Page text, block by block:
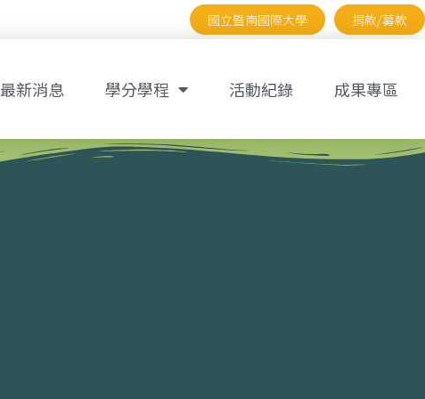
國立暨南國際大學 捐款/募款
最新消息 學分學程 活動紀錄 成果專區